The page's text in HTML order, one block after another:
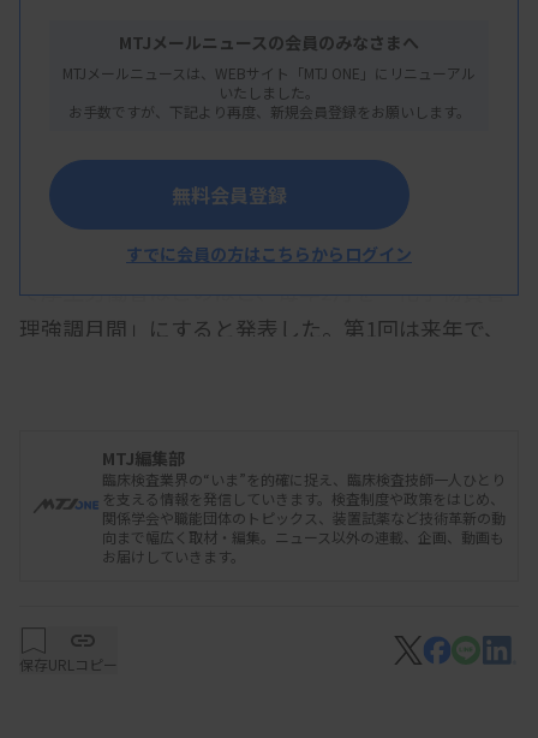
4月から新たな化学物質規制が始まったのを受け
て厚生労働省はこのほど、毎年2月を「化学物質管
理強調月間」にすると発表した。第1回は来年で、
厚労省によると、化学物質による労働災害は年約
対象外の化学物質による労災が全体の8割となり、
MTJメールニュースの会員のみなさまへ
MTJメールニュースは、WEBサイト「MTJ ONE」にリニューアル
いたしました。
お手数ですが、下記より再度、新規会員登録をお願いします。
無料会員登録
すでに会員の方はこちらからログイン
MTJ編集部
臨床検査業界の“いま”を的確に捉え、臨床検査技師一人ひとり
を支える情報を発信していきます。検査制度や政策をはじめ、
関係学会や職能団体のトピックス、装置試薬など技術革新の動
向まで幅広く取材・編集。ニュース以外の連載、企画、動画も
お届けしていきます。
保存URLコピー